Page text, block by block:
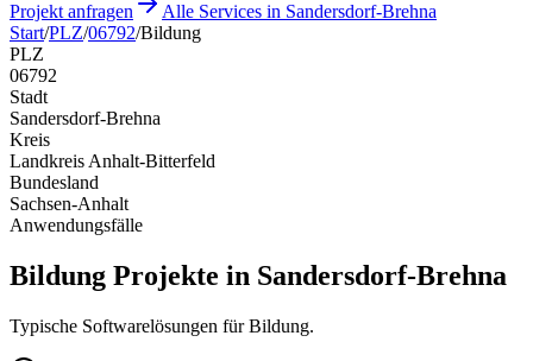
Projekt anfragen
Alle Services in Sandersdorf-Brehna
Start/PLZ/06792/Bildung
PLZ
06792
Stadt
Sandersdorf-Brehna
Kreis
Landkreis Anhalt-Bitterfeld
Bundesland
Sachsen-Anhalt
Anwendungsfälle
Bildung Projekte in Sandersdorf-Brehna
Typische Softwarelösungen für Bildung.